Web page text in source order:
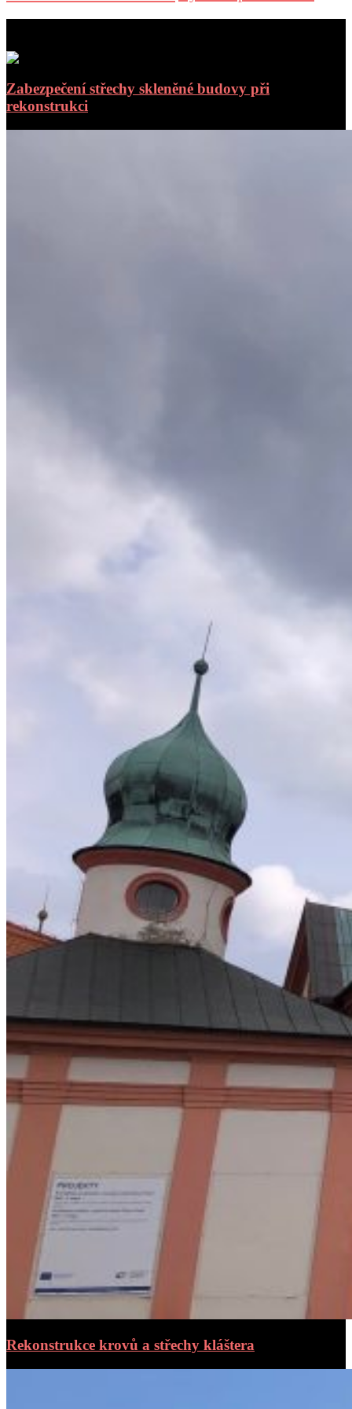
Zabezpečení střechy skleněné budovy při
rekonstrukci
Rekonstrukce krovů a střechy kláštera